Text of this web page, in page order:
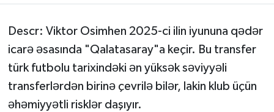
Descr: Viktor Osimhen 2025-ci ilin iyununa qədər
icarə əsasında "Qalatasaray"a keçir. Bu transfer
türk futbolu tarixindəki ən yüksək səviyyəli
transferlərdən birinə çevrilə bilər, lakin klub üçün
əhəmiyyətli risklər daşıyır.